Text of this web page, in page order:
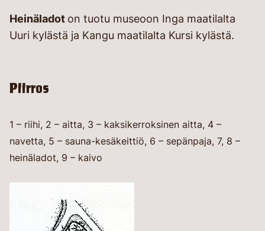
Heinäladot on tuotu museoon Inga maatilalta
Uuri kylästä ja Kangu maatilalta Kursi kylästä.
Piirros
1 – riihi, 2 – aitta, 3 – kaksikerroksinen aitta, 4 –
navetta, 5 – sauna-kesäkeittiö, 6 – sepänpaja, 7, 8 –
heinäladot, 9 – kaivo